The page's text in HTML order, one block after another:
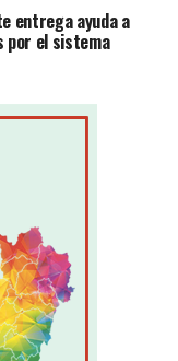
entrega ayuda a
el sistema